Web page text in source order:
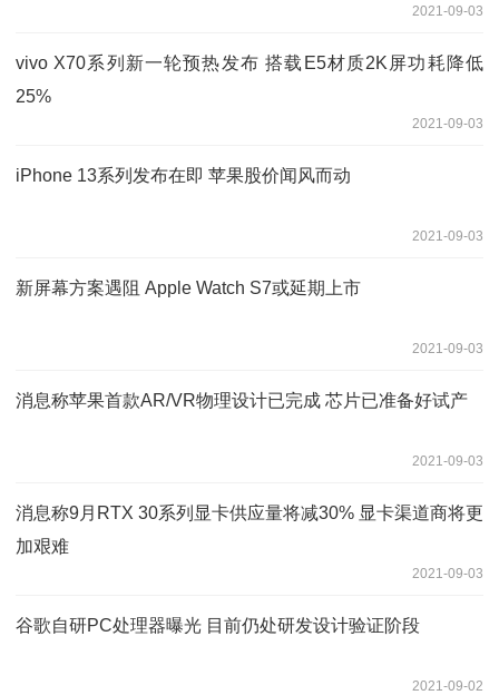
2021-09-03
vivo X70系列新一轮预热发布 搭载E5材质2K屏功耗降低
25%
2021-09-03
iPhone 13系列发布在即 苹果股价闻风而动
2021-09-03
新屏幕方案遇阻 Apple Watch S7或延期上市
2021-09-03
消息称苹果首款AR/VR物理设计已完成 芯片已准备好试产
2021-09-03
消息称9月RTX 30系列显卡供应量将减30% 显卡渠道商将更
加艰难
2021-09-03
谷歌自研PC处理器曝光 目前仍处研发设计验证阶段
2021-09-02